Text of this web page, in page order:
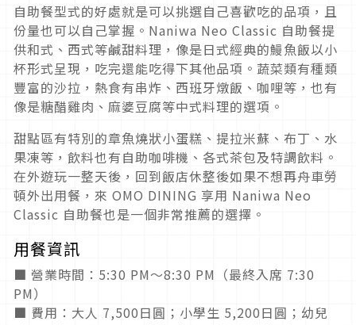
自助餐型式的好處就是可以挑選自己喜歡吃的品項，且
份量也可以自己掌握。Naniwa Neo Classic 自助餐提
供和式、西式等鹹甜料理，像是日式經典的鰻魚飯以小
杯形式呈現，吃完還能吃得下其他品項。蔬菜類有種類
豐富的沙拉，熱食有串炸、西班牙燉飯、咖哩等，也有
像是糖醋雞肉、麻婆豆腐等中式料理的選項。
甜點區有特別的章魚燒狀小蛋糕、提拉米蘇、布丁、水
果凍等，飲料也有自助咖啡機、各式茶包及特調飲料。
在外遊玩一整天後，回到飯店休整後如果不想再舟車勞
頓外出用餐，來 OMO DINING 享用 Naniwa Neo
Classic 自助餐也是一個非常推薦的選擇。
用餐資訊
■ 營業時間：5:30 PM〜8:30 PM（最終入席 7:30
PM）
■ 費用：大人 7,500日圓；小學生 5,200日圓；幼兒